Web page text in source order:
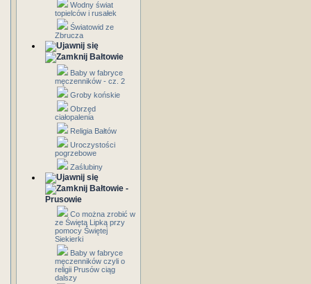
Wodny świat
topielców i rusałek
Światowid ze
Zbrucza
Bałtowie
Baby w fabryce
męczenników - cz. 2
Groby końskie
Obrzęd
ciałopalenia
Religia Bałtów
Uroczystości
pogrzebowe
Zaślubiny
Bałtowie -
Prusowie
Co można zrobić w
ze Świętą Lipką przy
pomocy Świętej
Siekierki
Baby w fabryce
męczenników czyli o
religii Prusów ciąg
dalszy